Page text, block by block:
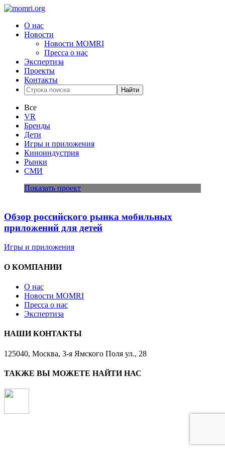
О нас
Новости
Новости MOMRI
Пресса о нас
Экспертиза
Проекты
Контакты
Найти
Все
VR
Бренды
Дети
Игры и приложения
Киноиндустрия
Рынки
СМИ
Показать проект
Обзор российского рынка мобильных
приложений для детей
Игры и приложения
О КОМПАНИИ
О нас
Новости MOMRI
Пресса о нас
Экспертиза
НАШИ КОНТАКТЫ
125040, Москва, 3-я Ямского Поля ул., 28
ТАКЖЕ ВЫ МОЖЕТЕ НАЙТИ НАС